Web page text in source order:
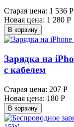
Старая цена: 1 536 Р
Новая цена: 1 280 Р
В корзину
Зарядка на
с кабелем
Старая цена: 207 Р
Новая цена: 180 Р
В корзину